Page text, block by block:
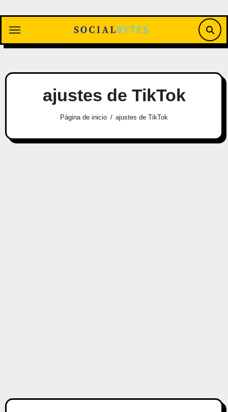
contenido
ajustes de TikTok
Página de inicio ajustes de TikTok